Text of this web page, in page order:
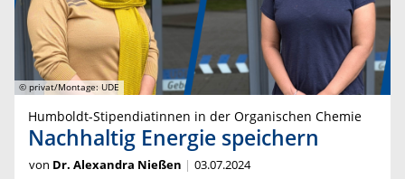
© privat/Montage: UDE
Humboldt-Stipendiatinnen in der Organischen Chemie
Nachhaltig Energie speichern
von Dr. Alexandra Nießen 03.07.2024